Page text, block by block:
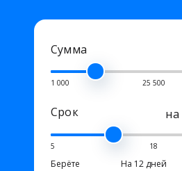
Сумма
1 000 25 500
Срок на
5 18
Берёте На 12 дней